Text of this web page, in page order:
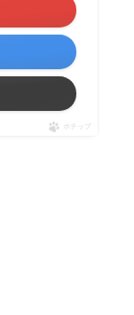
ポチップ